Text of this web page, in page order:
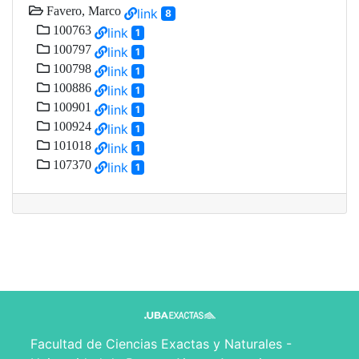
Favero, Marco link 8
100763 link 1
100797 link 1
100798 link 1
100886 link 1
100901 link 1
100924 link 1
101018 link 1
107370 link 1
Facultad de Ciencias Exactas y Naturales -